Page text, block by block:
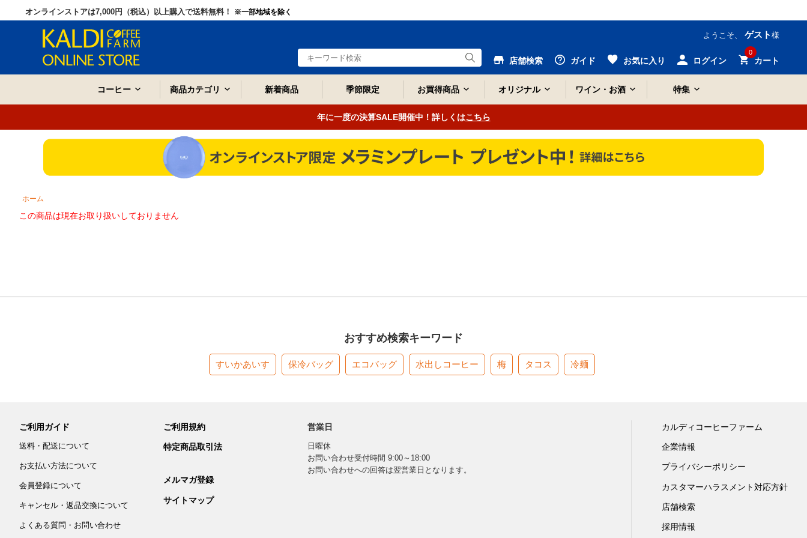
オンラインストアは7,000円（税込）以上購入で送料無料！ ※一部地域を除く
ようこそ、 ゲスト 様
店舗検索 ガイド お気に入り ログイン
0
カート
コーヒー 商品カテゴリ 新着商品 季節限定 お買得商品 オリジナル ワイン・お酒 特集
年に一度の決算SALE開催中！詳しくはこちら
ホーム
この商品は現在お取り扱いしておりません
おすすめ検索キーワード
すいかあいす 保冷バッグ エコバッグ 水出しコーヒー 梅 タコス 冷麺
ご利用ガイド
送料・配送について
お支払い方法について
会員登録について
キャンセル・返品交換について
よくある質問・お問い合わせ
ご利用規約
特定商品取引法
メルマガ登録
サイトマップ
営業日
日曜休
お問い合わせ受付時間 9:00～18:00
お問い合わせへの回答は翌営業日となります。
カルディコーヒーファーム
企業情報
プライバシーポリシー
カスタマーハラスメント対応方針
店舗検索
採用情報